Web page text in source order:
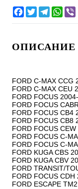
ОПИСАНИЕ
FORD C-MAX CCG
FORD C-MAX CEU
FORD FOCUS
FORD FOCUS
FORD FOCUS CB4
FORD FOCUS CB8
FORD FOCUS
FORD FOCUS C-
FORD FOCUS C-
FORD KUGA CBS
FORD KUGA CBV
FORD TRANSIT/
FORD FOCUS CDH
FORD ESCAPE